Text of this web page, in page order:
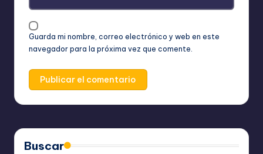
Guarda mi nombre, correo electrónico y web en este
navegador para la próxima vez que comente.
Buscar